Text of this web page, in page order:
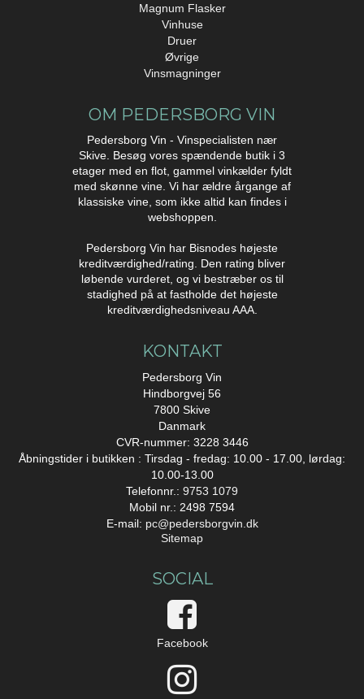
Magnum Flasker
Vinhuse
Druer
Øvrige
Vinsmagninger
OM PEDERSBORG VIN
Pedersborg Vin - Vinspecialisten nær
Skive. Besøg vores spændende butik i 3
etager med en flot, gammel vinkælder fyldt
med skønne vine. Vi har ældre årgange af
klassiske vine, som ikke altid kan findes i
webshoppen.
Pedersborg Vin har Bisnodes højeste
kreditværdighed/rating. Den rating bliver
løbende vurderet, og vi bestræber os til
stadighed på at fastholde det højeste
kreditværdighedsniveau AAA.
KONTAKT
Pedersborg Vin
Hindborgvej 56
7800 Skive
Danmark
CVR-nummer: 3228 3446
Åbningstider i butikken : Tirsdag - fredag: 10.00 - 17.00, lørdag:
10.00-13.00
Telefonnr.: 9753 1079
Mobil nr.: 2498 7594
E-mail: pc@pedersborgvin.dk
Sitemap
SOCIAL
Facebook